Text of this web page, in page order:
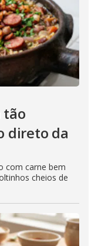
tão
direto da
com carne bem
cheios de